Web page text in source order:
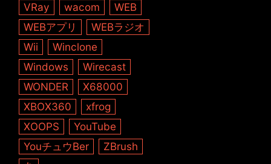
VRay
wacom
WEB
WEBアプリ
WEBラジオ
Wii
Winclone
Windows
Wirecast
WONDER
X68000
XBOX360
xfrog
XOOPS
YouTube
YouチュウBer
ZBrush